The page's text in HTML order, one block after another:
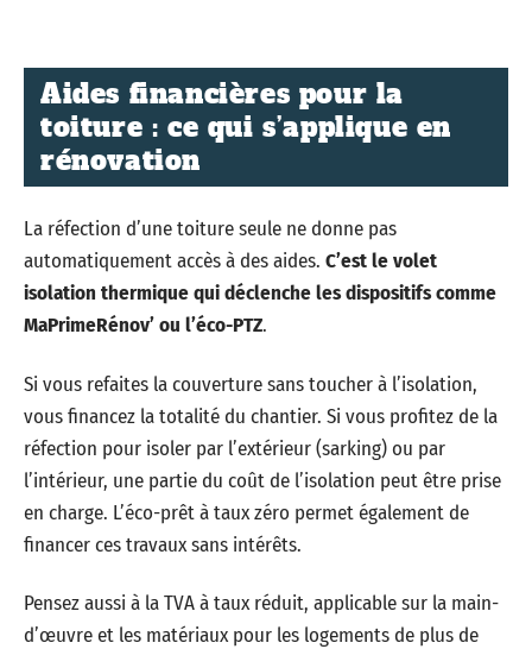
Aides financières pour la
toiture : ce qui s’applique en
rénovation
La réfection d’une toiture seule ne donne pas
automatiquement accès à des aides. C’est le volet
isolation thermique qui déclenche les dispositifs comme
MaPrimeRénov’ ou l’éco-PTZ.
Si vous refaites la couverture sans toucher à l’isolation,
vous financez la totalité du chantier. Si vous profitez de la
réfection pour isoler par l’extérieur (sarking) ou par
l’intérieur, une partie du coût de l’isolation peut être prise
en charge. L’éco-prêt à taux zéro permet également de
financer ces travaux sans intérêts.
Pensez aussi à la TVA à taux réduit, applicable sur la main-
d’œuvre et les matériaux pour les logements de plus de